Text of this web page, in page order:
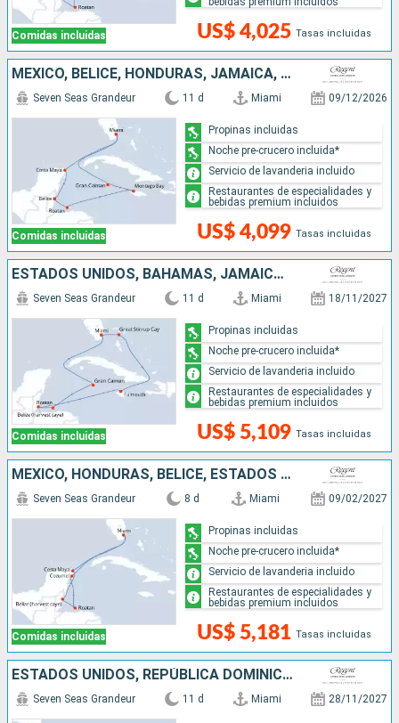
Comidas incluidas US$ 4,025 Tasas incluidas
MÉXICO, BELICE, HONDURAS, JAMAICA, ISLAS CAIMÁN, ESTADOS UNIDOS
Comidas incluidas
Seven Seas Grandeur 11 d Miami 09/12/2026
US$ 4,099 Tasas incluidas
Propinas incluidas
Noche pre-crucero incluida*
Servicio de lavanderia incluido
Restaurantes de especialidades y
bebidas premium incluidos
ESTADOS UNIDOS, BAHAMAS, JAMAICA, BELICE, HONDURAS, ISLAS CAIMÁN
Comidas incluidas
Seven Seas Grandeur 11 d Miami 18/11/2027
US$ 5,109 Tasas incluidas
Propinas incluidas
Noche pre-crucero incluida*
Servicio de lavanderia incluido
Restaurantes de especialidades y
bebidas premium incluidos
MÉXICO, HONDURAS, BELICE, ESTADOS UNIDOS
Comidas incluidas
Seven Seas Grandeur 8 d Miami 09/02/2027
US$ 5,181 Tasas incluidas
Propinas incluidas
Noche pre-crucero incluida*
Servicio de lavanderia incluido
Restaurantes de especialidades y
bebidas premium incluidos
ESTADOS UNIDOS, REPÚBLICA DOMINICANA, PUERTO RICO, SAN MARTÍN, FRANCIA, SAN VINCENT Y LAS GRANADINAS
Seven Seas Grandeur 11 d Miami 28/11/2027